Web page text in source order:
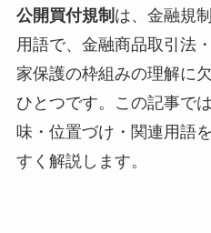
公開買付規制 は、金融規
用語で、金融商品取引法
家保護の枠組みの理解に
ひとつです。この記事で
味・位置づけ・関連用語
すく解説します。